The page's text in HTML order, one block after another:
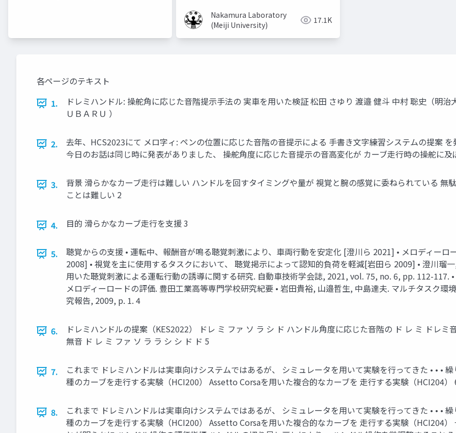
Nakamura Laboratory
(Meiji University)
17.1K
各ページのテキスト
1.
ドレミハンドル: 操舵角に応じた音階提示手法の 実車を用いた検証 松田 さゆり 渡邉 健斗 中村 聡史（明
ＵＢＡＲＵ ）
2.
去年、HCS2023にて メロ字ィ: ペンの位置に応じた音階の音提示による 手書き文字練習システムの提案
今日のお話は同じ時に発表がありました、 操舵角度に応じた音提示の音高変化が カーブ走行時の操舵に
3.
背景 滑らかなカーブ走行は難しい ハンドルを回すタイミングや量が 視覚と腕の感覚に委ねられている 無
ことは難しい 2
4. 目的 滑らかなカーブ走行を支援 3
5.
聴覚からの支援 • 運転中、報酬音が鳴る聴覚刺激により、車両行動を安定化 [澄川ら 2021] • メロディー
2008] • 視覚を主に使用するタスクにおいて、 聴覚掲示によって認知的負荷を軽減[岩田ら 2009] • 澄川瑠
用いた聴覚刺激による運転行動の誘導に関する研究. 自動車技術学会誌, 2021, vol. 75, no. 6, pp. 112-117.
メロディーロードの評価. 豊田工業高等専門学校研究紀要 • 岩田貴裕, 山邉哲生, 中島達夫. マルチタスク
究報告, 2009, p. 1. 4
6.
ドレミハンドルの提案（KES2022） ドレ ミ ファ ソ ラ シ ド ハンドル角度に応じた音階の ド レ ミ ドレ
無音 ド レ ミ ファ ソ ラ ラ シ シ ド ド 5
7.
これまで ドレミハンドルは実車向けシステムではあるが、 シミュレータを用いて実験を行ってきた • • •
種のカーブを走行する実験（HCI200） Assetto Corsaを用いた複合的なカーブを 走行する実験（HCI204）
8.
これまで ドレミハンドルは実車向けシステムではあるが、 シミュレータを用いて実験を行ってきた • • •
種のカーブを走行する実験（HCI200） Assetto Corsaを用いた複合的なカーブを 走行する実験（HCI204